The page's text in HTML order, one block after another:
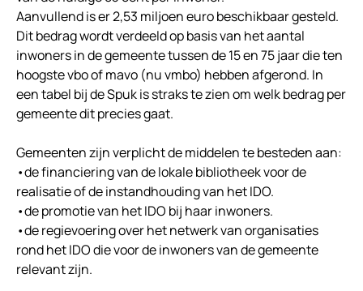
Aanvullend is er 2,53 miljoen euro beschikbaar gesteld.
Dit bedrag wordt verdeeld op basis van het aantal
inwoners in de gemeente tussen de 15 en 75 jaar die ten
hoogste vbo of mavo (nu vmbo) hebben afgerond. In
een tabel bij de Spuk is straks te zien om welk bedrag per
gemeente dit precies gaat.
Gemeenten zijn verplicht de middelen te besteden aan:
•de financiering van de lokale bibliotheek voor de
realisatie of de instandhouding van het IDO.
•de promotie van het IDO bij haar inwoners.
•de regievoering over het netwerk van organisaties
rond het IDO die voor de inwoners van de gemeente
relevant zijn.